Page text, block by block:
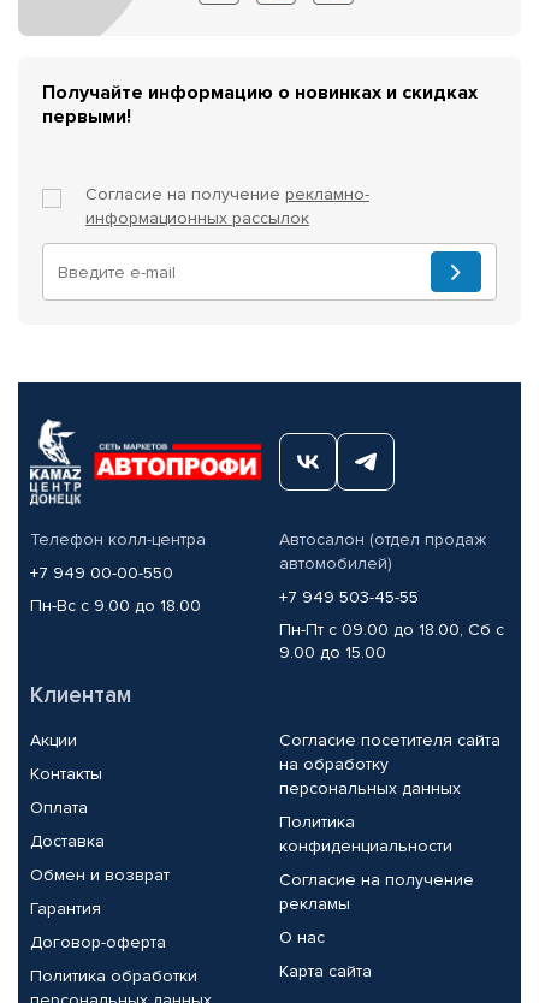
Получайте информацию о новинках и скидках
первыми!
Согласие на получение рекламно-
информационных рассылок
Телефон колл-центра
+7 949 00-00-550
Пн-Вс с 9.00 до 18.00
Автосалон (отдел продаж
автомобилей)
+7 949 503-45-55
Пн-Пт с 09.00 до 18.00, Сб с
9.00 до 15.00
Клиентам
Акции
Контакты
Оплата
Доставка
Обмен и возврат
Гарантия
Договор-оферта
Политика обработки
Согласие посетителя сайта
на обработку
персональных данных
Политика
конфиденциальности
Согласие на получение
рекламы
О нас
Карта сайта